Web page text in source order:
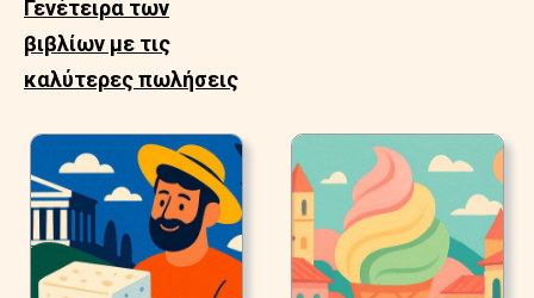
Γενέτειρα των
βιβλίων με τις
καλύτερες πωλήσεις